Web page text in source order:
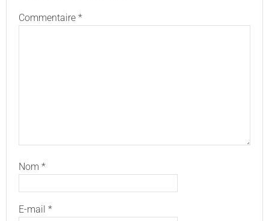
Commentaire *
Nom *
E-mail *